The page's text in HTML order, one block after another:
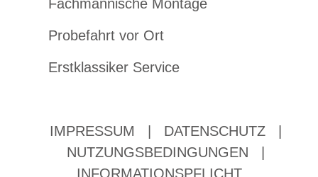
Fachmännische Montage
Probefahrt vor Ort
Erstklassiker Service
IMPRESSUM DATENSCHUTZ
NUTZUNGSBEDINGUNGEN
INFORMATIONSPFLICHT